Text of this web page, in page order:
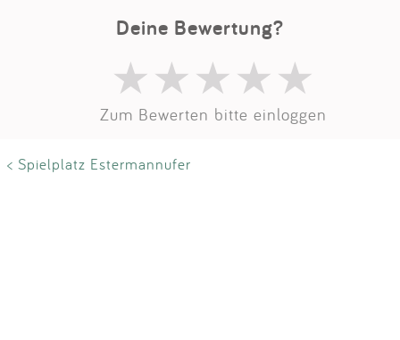
Deine Bewertung?
Zum Bewerten bitte einloggen
< Spielplatz Estermannufer